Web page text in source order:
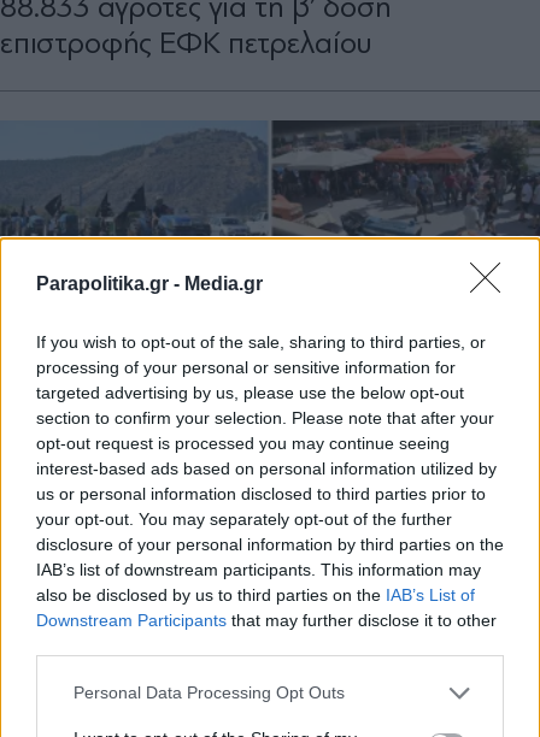
Parapolitika.gr - Media.gr
If you wish to opt-out of the sale, sharing to third parties, or
processing of your personal or sensitive information for
targeted advertising by us, please use the below opt-out
section to confirm your selection. Please note that after your
opt-out request is processed you may continue seeing
interest-based ads based on personal information utilized by
us or personal information disclosed to third parties prior to
your opt-out. You may separately opt-out of the further
disclosure of your personal information by third parties on the
IAB’s list of downstream participants. This information may
also be disclosed by us to third parties on the IAB’s List of
Downstream Participants that may further disclose it to other
Personal Data Processing Opt Outs
επιστροφής ΕΦΚ πετρελαίου
ΕΛΛΑΔΑ 21.07.2026 12:24
PARAPOLITIKA NEWSROOM
Αργολίδα: Μεγάλη κινητοποίηση των
αγροτών για το νερό - Τι ζητούν (Εικόνες)
Εγγραφή στο newsletter